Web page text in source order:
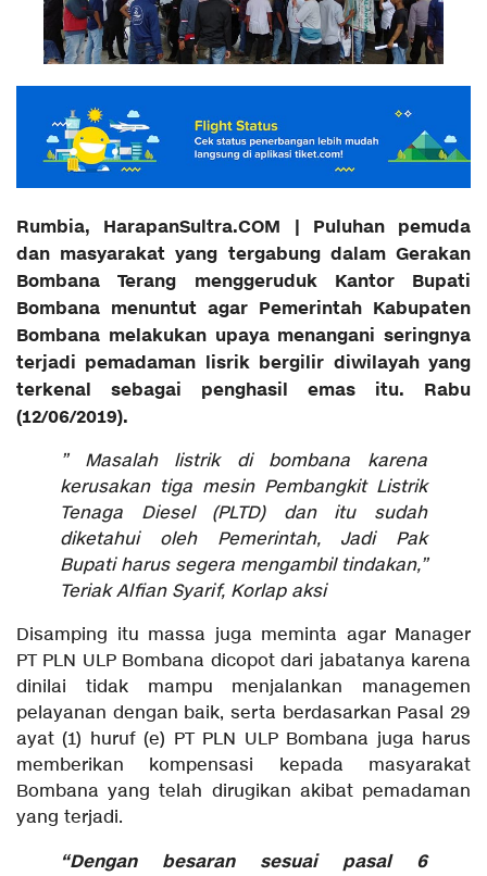
Rumbia, HarapanSultra.COM | Puluhan pemuda
dan masyarakat yang tergabung dalam Gerakan
Bombana Terang menggeruduk Kantor Bupati
Bombana menuntut agar Pemerintah Kabupaten
Bombana melakukan upaya menangani seringnya
terjadi pemadaman lisrik bergilir diwilayah yang
terkenal sebagai penghasil emas itu. Rabu
(12/06/2019).
” Masalah listrik di bombana karena
kerusakan tiga mesin Pembangkit Listrik
Tenaga Diesel (PLTD) dan itu sudah
diketahui oleh Pemerintah, Jadi Pak
Bupati harus segera mengambil tindakan,”
Teriak Alfian Syarif, Korlap aksi
Disamping itu massa juga meminta agar Manager
PT PLN ULP Bombana dicopot dari jabatanya karena
dinilai tidak mampu menjalankan managemen
pelayanan dengan baik, serta berdasarkan Pasal 29
ayat (1) huruf (e) PT PLN ULP Bombana juga harus
memberikan kompensasi kepada masyarakat
Bombana yang telah dirugikan akibat pemadaman
yang terjadi.
“Dengan besaran sesuai pasal 6